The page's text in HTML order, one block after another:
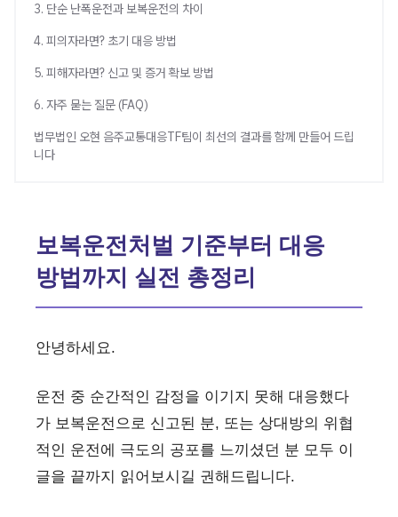
3. 단순 난폭운전과 보복운전의 차이
4. 피의자라면? 초기 대응 방법
5. 피해자라면? 신고 및 증거 확보 방법
6. 자주 묻는 질문 (FAQ)
법무법인 오현 음주교통대응TF팀이 최선의 결과를 함께 만들어 드립
니다
보복운전처벌 기준부터 대응
방법까지 실전 총정리
안녕하세요.
운전 중 순간적인 감정을 이기지 못해 대응했다
가 보복운전으로 신고된 분, 또는 상대방의 위협
적인 운전에 극도의 공포를 느끼셨던 분 모두 이
글을 끝까지 읽어보시길 권해드립니다.